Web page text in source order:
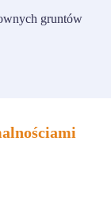
gruntów